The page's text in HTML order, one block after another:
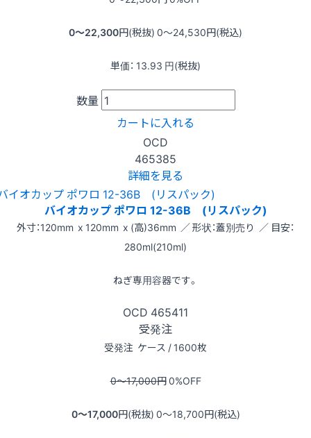
0〜22,300円(税抜) 0〜24,530円(税込)
単価： 13.93 円(税抜)
数量
カートに入れる
OCD
465385
詳細を見る
バイオカップ ポワロ 12-36B (リスパック)
外寸：120mm x 120mm x (高)36mm ／ 形状：蓋別売り ／ 目安：
280ml(210ml)
ねぎ専用容器です。
OCD 465411
受発注
受発注 ケース / 1600枚
0〜17,000円0%OFF
0〜17,000円(税抜) 0〜18,700円(税込)